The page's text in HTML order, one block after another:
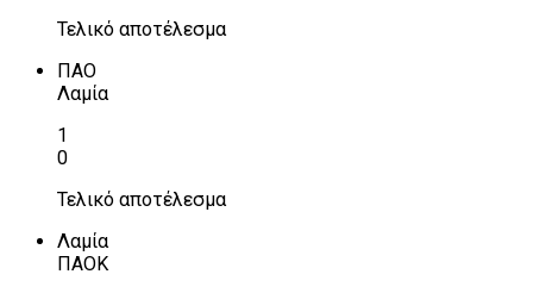
Τελικό αποτέλεσμα
ΠΑΟ
Λαμία
1
0
Τελικό αποτέλεσμα
Λαμία
ΠΑΟΚ